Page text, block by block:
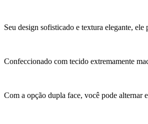
Seu design sofisticado e textura elegante,
Confeccionado com tecido extremamente
Com a opção dupla face, você pode alternar